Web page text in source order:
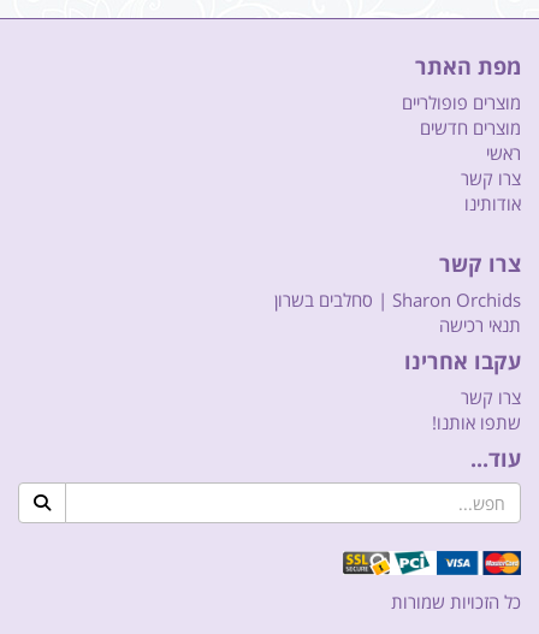
מפת האתר
מוצרים פופולריים
מוצרים חדשים
ראשי
צרו קשר
אודותינו
צרו קשר
Sharon Orchids | סחלבים בשרון
תנאי רכישה
עקבו אחרינו
צרו קשר
שתפו אותנו!
עוד...
כל הזכויות שמורות